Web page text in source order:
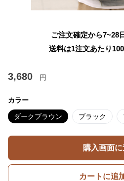
ご注文確定から7~28
送料は1注文あたり
3,680 円
カラー
ダークブラウン ブラック
購入画面
カートに追